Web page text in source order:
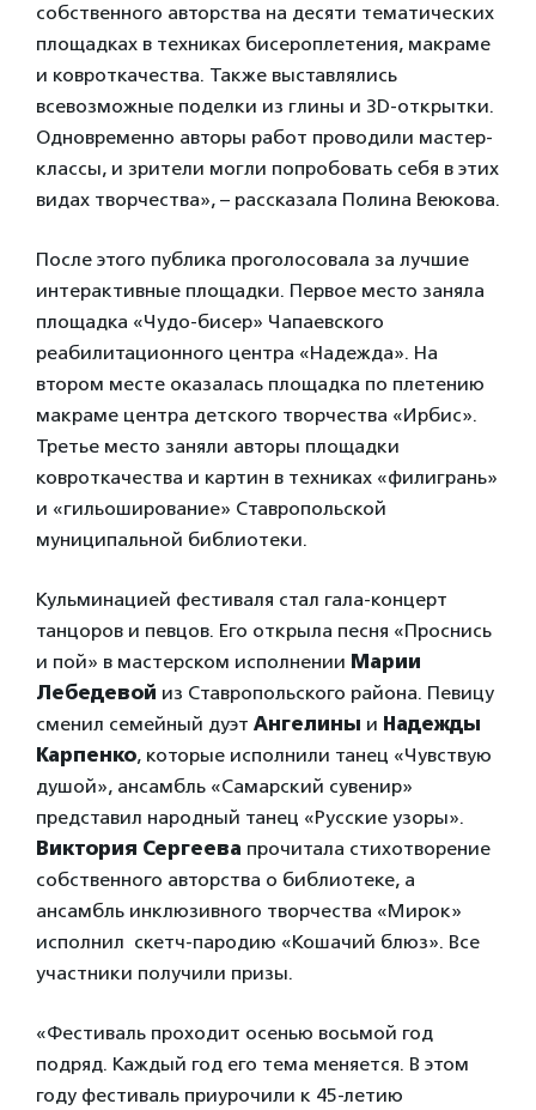
собственного авторства на десяти тематических
площадках в техниках бисероплетения, макраме
и ковроткачества. Также выставлялись
всевозможные поделки из глины и 3D-открытки.
Одновременно авторы работ проводили мастер-
классы, и зрители могли попробовать себя в этих
видах творчества», – рассказала Полина Веюкова.
После этого публика проголосовала за лучшие
интерактивные площадки. Первое место заняла
площадка «Чудо-бисер» Чапаевского
реабилитационного центра «Надежда». На
втором месте оказалась площадка по плетению
макраме центра детского творчества «Ирбис».
Третье место заняли авторы площадки
ковроткачества и картин в техниках «филигрань»
и «гильоширование» Ставропольской
муниципальной библиотеки.
Кульминацией фестиваля стал гала-концерт
танцоров и певцов. Его открыла песня «Проснись
и пой» в мастерском исполнении Марии
Лебедевой из Ставропольского района. Певицу
сменил семейный дуэт Ангелины и Надежды
Карпенко, которые исполнили танец «Чувствую
душой», ансамбль «Самарский сувенир»
представил народный танец «Русские узоры».
Виктория Сергеева прочитала стихотворение
собственного авторства о библиотеке, а
ансамбль инклюзивного творчества «Мирок»
исполнил скетч-пародию «Кошачий блюз». Все
участники получили призы.
«Фестиваль проходит осенью восьмой год
подряд. Каждый год его тема меняется. В этом
году фестиваль приурочили к 45-летию